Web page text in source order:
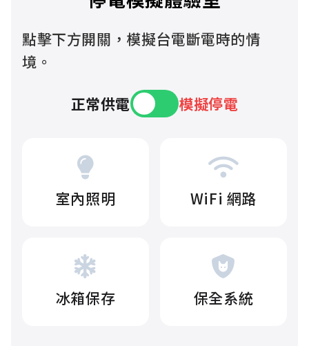
點擊下方開關，模擬台電斷電時的情
境。
正常供電 模擬停電
室內照明 WiFi 網路
冰箱保存 保全系統